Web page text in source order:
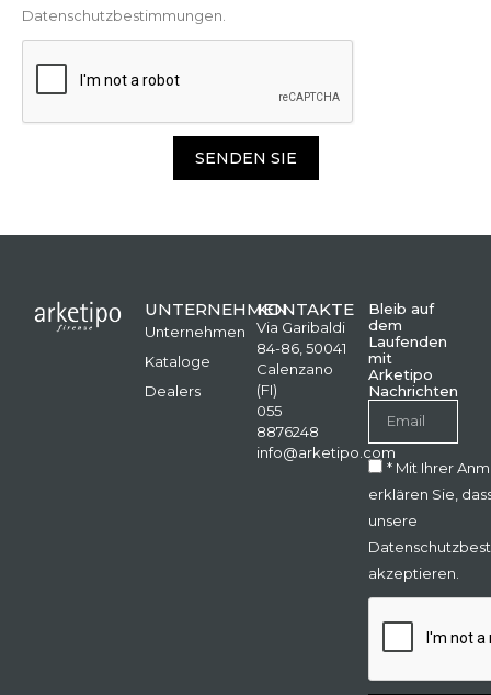
Datenschutzbestimmungen.
SENDEN SIE
UNTERNEHMEN
Unternehmen
Kataloge
Dealers
KONTAKTE
Via Garibaldi
84-86, 50041
Calenzano
(FI)
055
8876248
info@arketipo.com
Bleib auf
dem
Laufenden
mit
Arketipo
Nachrichten
* Mit Ihrer
erklären Sie,
unsere
akzeptieren.